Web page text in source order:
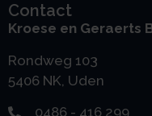
Contact
Kroese en Geraerts
Rondweg 103
5406 NK, Uden
0486 - 416 299